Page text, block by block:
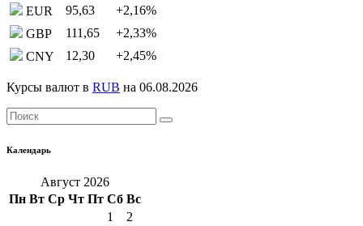
EUR
95,63 +2,16%
GBP
111,65 +2,33%
CNY
12,30 +2,45%
Курсы валют в RUB на 06.08.2026
Календарь
Август 2026
Пн Вт Ср Чт Пт Сб Вс
1
2